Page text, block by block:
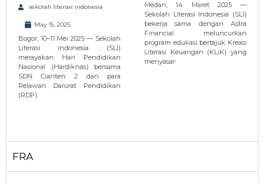
sekolah literasi indonesia
May 15, 2025
Bogor, 10–11 Mei 2025 — Sekolah
Literasi Indonesia (SLI)
merayakan Hari Pendidikan
Nasional (Hardiknas) bersama
SDN Cianten 2 dan para
Relawan Darurat Pendidikan
(RDP).
Medan, 14 Maret 2025 —
Sekolah Literasi Indonesia (SLI)
bekerja sama dengan Astra
Financial meluncurkan
program edukasi bertajuk Kreasi
Literasi Keuangan (KLiK) yang
menyasar
FRA